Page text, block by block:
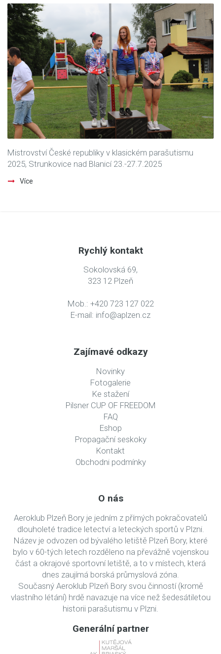
Mistrovství České republiky v klasickém parašutismu
2025, Strunkovice nad Blanicí 23.-27.7.2025
Více
Rychlý kontakt
Sokolovská 69,
323 12 Plzeň
Mob.: +420 723 127 022
E-mail: info@aplzen.cz
Zajímavé odkazy
Novinky
Fotogalerie
Ke stažení
Pilsner CUP OF FREEDOM
FAQ
Eshop
Propagační seskoky
Kontakt
Obchodni podmínky
O nás
Aeroklub Plzeň Bory je jedním z přímých pokračovatelů
dlouholeté tradice letectví a leteckých sportů v Plzni.
Název je odvozen od bývalého letiště Plzeň Bory, které
bylo v 60-tých letech rozděleno na převážně vojenskou
část a okrajové sportovní letiště, a to v místech, která
dnes zaujímá borská průmyslová zóna.
Současný Aeroklub Plzeň Bory svou činností (kromě
vlastního létání) hrdě navazuje na více než šedesátiletou
historii parašutismu v Plzni.
Generální partner